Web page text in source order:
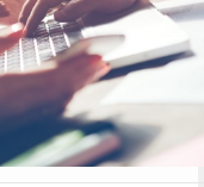
検
Twitter